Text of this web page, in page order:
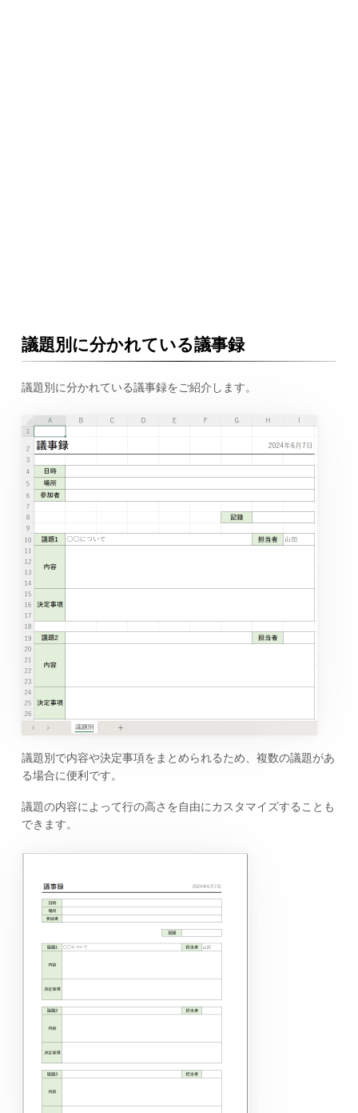
議題別に分かれている議事録
議題別に分かれている議事録をご紹介します。
議題別で内容や決定事項をまとめられるため、複数の議題があ
る場合に便利です。
議題の内容によって行の高さを自由にカスタマイズすることも
できます。